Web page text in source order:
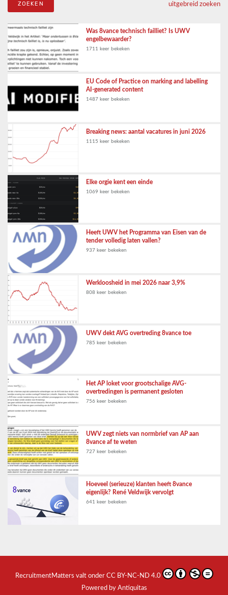
uitgebreid zoeken
Was 8vance technisch failliet? Is UWV
engelbewaarder?
1711 keer bekeken
EU Code of Practice on marking and labelling
AI-generated content
1487 keer bekeken
Breaking news: aantal vacatures in juni 2026
1115 keer bekeken
Elke orgie kent een einde
1069 keer bekeken
Heeft UWV het Programma van Eisen van de
tender volledig laten vallen?
937 keer bekeken
Werkloosheid in mei 2026 naar 3,9%
808 keer bekeken
UWV dekt AVG overtreding 8vance toe
785 keer bekeken
Het AP loket voor grootschalige AVG-
overtredingen is permanent gesloten
756 keer bekeken
UWV zegt niets van normbrief van AP aan
8vance af te weten
727 keer bekeken
Hoeveel (serieuze) klanten heeft 8vance
eigenlijk? René Veldwijk vervolgt
641 keer bekeken
RecruitmentMatters valt onder CC BY-NC-ND 4.0
Powered by Antiquitas